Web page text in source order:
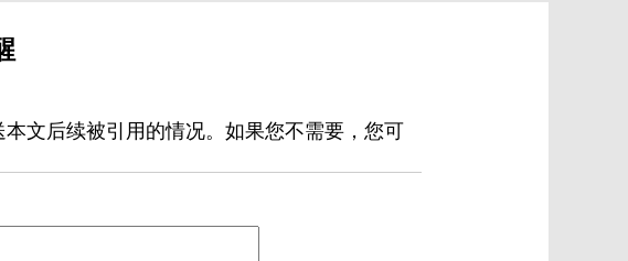
文后续被引用的情况。如果您不需要，您可